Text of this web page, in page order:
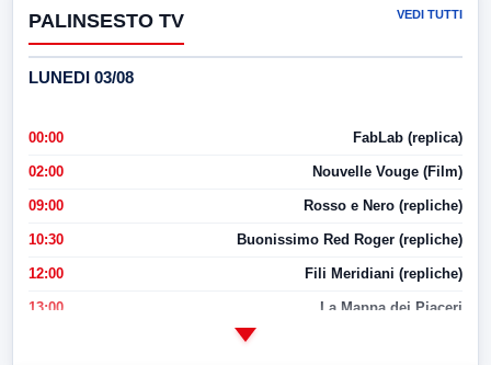
PALINSESTO TV VEDI TUTTI
LUNEDI 03/08
00:00 FabLab (replica)
02:00 Nouvelle Vouge (Film)
09:00 Rosso e Nero (repliche)
10:30 Buonissimo Red Roger (repliche)
12:00 Fili Meridiani (repliche)
13:00 La Mappa dei Piaceri